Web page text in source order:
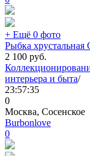
+ Ещё 0 фото
Рыбка
2 100 руб.
интерьера и быта/
23:57:35
0
Москва, Сосенское
Burbonlove
0